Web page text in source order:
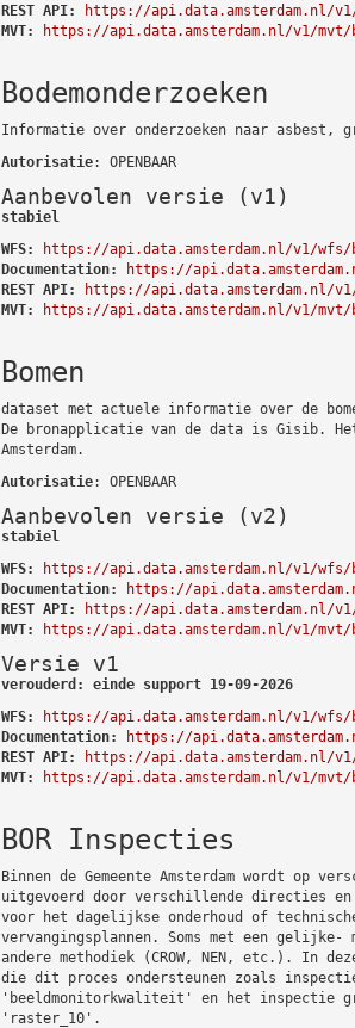
REST API:
https://api.data.amsterdam.nl/
MVT:
https://api.data.amsterdam.nl/v1/mvt/
Bodemonderzoeken
Informatie over onderzoeken naar asbest,
Autorisatie: OPENBAAR
Aanbevolen versie (v1)
stabiel
WFS:
https://api.data.amsterdam.nl/v1/wfs/
Documentation:
https://
REST API:
https://api.data.amsterdam.nl/v1/
MVT:
https://api.data.amsterdam.nl/v1/mvt/
Bomen
dataset met actuele informatie over de
De bronapplicatie van de data is Gisib. Het
Amsterdam.
Autorisatie: OPENBAAR
Aanbevolen versie (v2)
stabiel
WFS:
https://api.data.amsterdam.nl/v1/wfs/
Documentation:
https://
REST API:
https://api.data.amsterdam.nl/v1/
MVT:
https://api.data.amsterdam.nl/v1/mvt/
Versie v1
verouderd: einde support 19-09-2026
WFS:
https://api.data.amsterdam.nl/v1/wfs/
Documentation:
https://
REST API:
https://api.data.amsterdam.nl/v1/
MVT:
https://api.data.amsterdam.nl/v1/mvt/
BOR Inspecties
Binnen de Gemeente Amsterdam wordt op
uitgevoerd door verschillende directies
voor het dagelijkse onderhoud of
vervangingsplannen. Soms met een gelijke-
andere methodiek (CROW, NEN, etc.). In
die dit proces ondersteunen zoals
'beeldmonitorkwaliteit' en het inspectie
'raster_10'.